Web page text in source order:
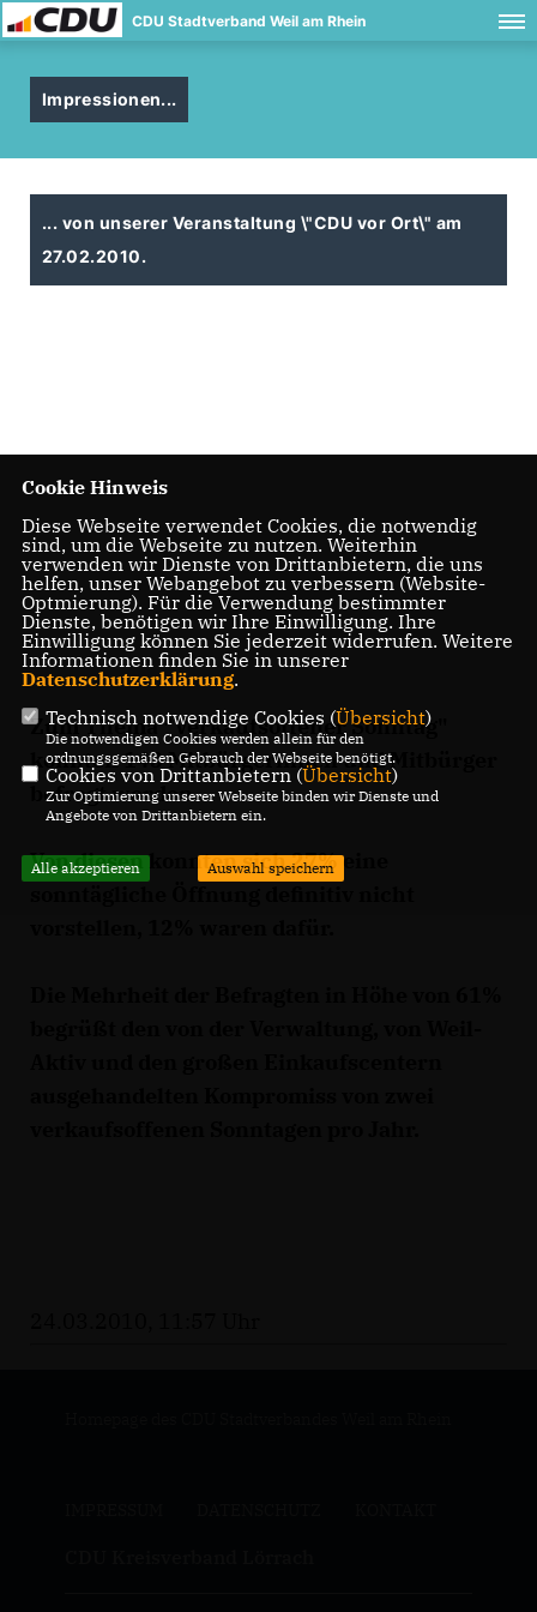
CDU Stadtverband Weil am Rhein
Impressionen...
... von unserer Veranstaltung \"CDU vor Ort\" am
27.02.2010.
Zum Thema "Verkaufsoffener Sonntag"
konnten 143 Mitbürgerinnen und Mitbürger
befragt werden.
Von diesen konnten sich 27% eine
Cookie Hinweis
Diese Webseite verwendet Cookies, die notwendig
sind, um die Webseite zu nutzen. Weiterhin
verwenden wir Dienste von Drittanbietern, die uns
helfen, unser Webangebot zu verbessern (Website-
Optmierung). Für die Verwendung bestimmter
Dienste, benötigen wir Ihre Einwilligung. Ihre
Einwilligung können Sie jederzeit widerrufen. Weitere
Informationen finden Sie in unserer
Datenschutzerklärung.
Technisch notwendige Cookies (Übersicht)
Die notwendigen Cookies werden allein für den
ordnungsgemäßen Gebrauch der Webseite benötigt.
Cookies von Drittanbietern (Übersicht)
Zur Optimierung unserer Webseite binden wir Dienste und
Angebote von Drittanbietern ein.
Alle akzeptieren Auswahl speichern